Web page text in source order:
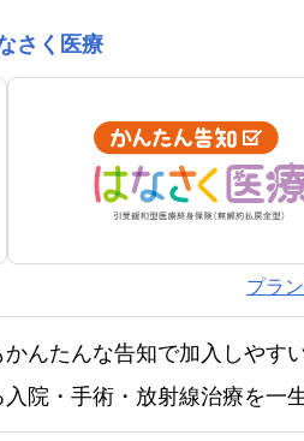
さく医療
プラ
んたんな告知で加入しやす
院・手術・放射線治療を一